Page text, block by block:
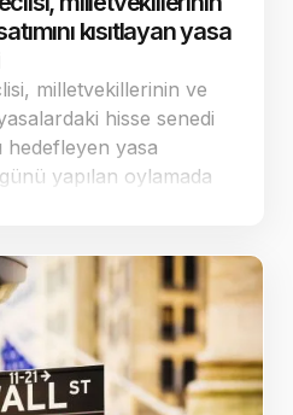
kısıtlayan yasa
milletvekillerinin ve
hisse senedi
hedefleyen yasa
yapılan oylamada